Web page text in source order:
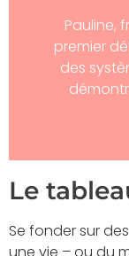
Pauline,
premier
des
Le
Se fonder sur